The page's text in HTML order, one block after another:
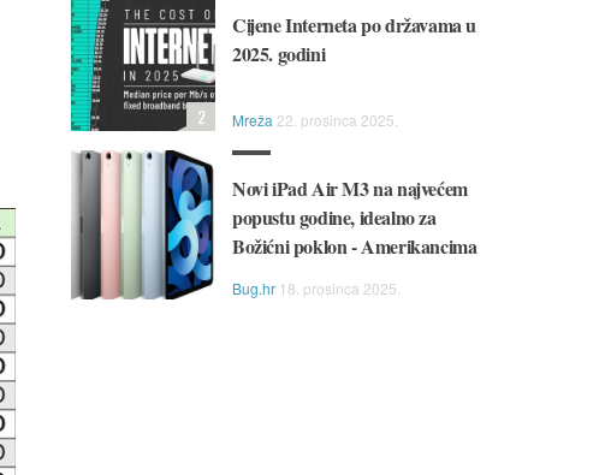
Cijene Interneta po državama u
2025. godini
Mreža 22. prosinca 2025.
2
Novi iPad Air M3 na najvećem
popustu godine, idealno za
Božićni poklon - Amerikancima
Bug.hr 18. prosinca 2025.